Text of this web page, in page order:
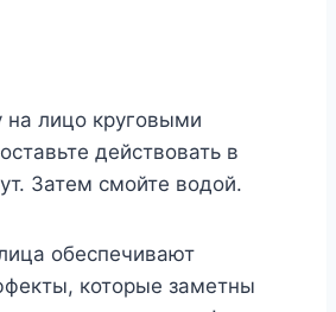
на лицо круговыми
действовать в
Затем смойте водой.
обеспечивают
которые заметны